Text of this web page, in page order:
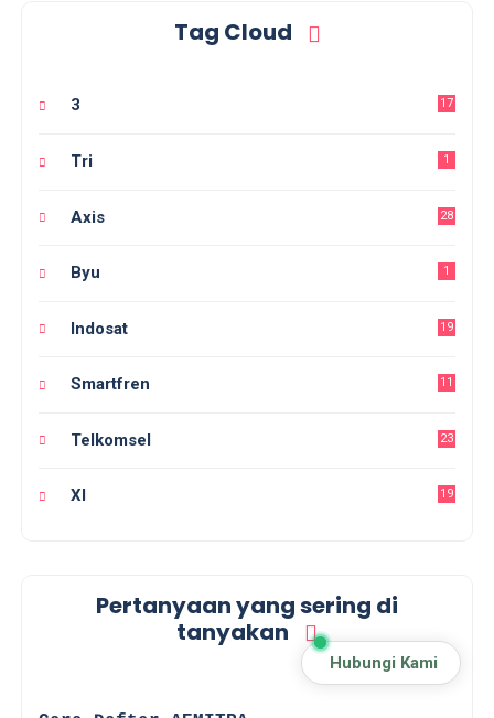
Tag Cloud
3 17
Tri 1
Axis 28
Byu 1
Indosat 19
Smartfren 11
Telkomsel 23
Xl 19
Pertanyaan yang sering di
tanyakan
Hubungi Kami